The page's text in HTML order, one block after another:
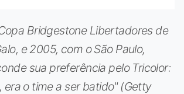
Bridgestone Libertadores de
e 2005, com o São Paulo,
sua preferência pelo Tricolor:
era o time a ser batido" (Getty